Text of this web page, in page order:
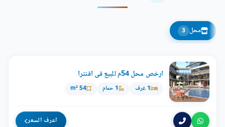
محل 3
ارخص محل 54م للبيع فى افنترا
1 غرف 1 حمام 54 m²
اعرف السعر